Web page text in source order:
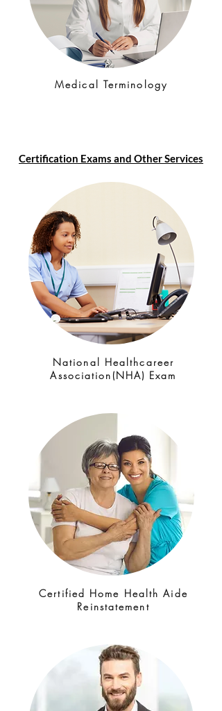
Medical Terminology
Certification Exams and Other Services
National Healthcareer
Association(NHA) Exam
Certified Home Health Aide
Reinstatement